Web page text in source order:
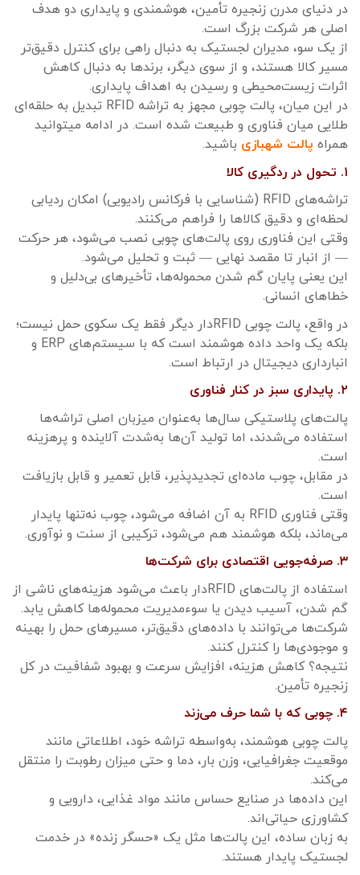
در دنیای مدرن زنجیره تأمین، هوشمندی و پایداری دو هدف
اصلی هر شرکت بزرگ است.
از یک سو، مدیران لجستیک به دنبال راهی برای کنترل دقیق‌تر
مسیر کالا هستند، و از سوی دیگر، برندها به دنبال کاهش
اثرات زیست‌محیطی و رسیدن به اهداف پایداری.
در این میان، پالت چوبی مجهز به تراشه RFID تبدیل به حلقه‌ای
طلایی میان فناوری و طبیعت شده است. در ادامه میتوانید
همراه پالت شهبازی باشید.
۱. تحول در ردگیری کالا
تراشه‌های RFID (شناسایی با فرکانس رادیویی) امکان ردیابی
لحظه‌ای و دقیق کالاها را فراهم می‌کنند.
وقتی این فناوری روی پالت‌های چوبی نصب می‌شود، هر حرکت
— از انبار تا مقصد نهایی — ثبت و تحلیل می‌شود.
این یعنی پایان گم شدن محموله‌ها، تأخیرهای بی‌دلیل و
خطاهای انسانی.
در واقع، پالت چوبی RFIDدار دیگر فقط یک سکوی حمل نیست؛
بلکه یک واحد داده هوشمند است که با سیستم‌های ERP و
انبارداری دیجیتال در ارتباط است.
۲. پایداری سبز در کنار فناوری
پالت‌های پلاستیکی سال‌ها به‌عنوان میزبان اصلی تراشه‌ها
استفاده می‌شدند، اما تولید آن‌ها به‌شدت آلاینده و پرهزینه
است.
در مقابل، چوب ماده‌ای تجدیدپذیر، قابل تعمیر و قابل بازیافت
است.
وقتی فناوری RFID به آن اضافه می‌شود، چوب نه‌تنها پایدار
می‌ماند، بلکه هوشمند هم می‌شود، ترکیبی از سنت و نوآوری.
۳. صرفه‌جویی اقتصادی برای شرکت‌ها
استفاده از پالت‌های RFIDدار باعث می‌شود هزینه‌های ناشی از
گم شدن، آسیب دیدن یا سوءمدیریت محموله‌ها کاهش یابد.
شرکت‌ها می‌توانند با داده‌های دقیق‌تر، مسیرهای حمل را بهینه
و موجودی‌ها را کنترل کنند.
نتیجه؟ کاهش هزینه، افزایش سرعت و بهبود شفافیت در کل
زنجیره تأمین.
۴. چوبی که با شما حرف می‌زند
پالت چوبی هوشمند، به‌واسطه تراشه خود، اطلاعاتی مانند
موقعیت جغرافیایی، وزن بار، دما و حتی میزان رطوبت را منتقل
می‌کند.
این داده‌ها در صنایع حساس مانند مواد غذایی، دارویی و
کشاورزی حیاتی‌اند.
به زبان ساده، این پالت‌ها مثل یک «حسگر زنده» در خدمت
لجستیک پایدار هستند.